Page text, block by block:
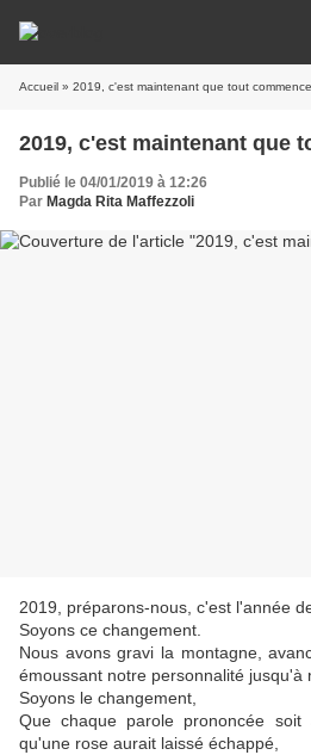
Accueil » 2019, c'est maintenant que tout commence
2019, c'est maintenant que
Publié le 04/01/2019 à 12:26
Par Magda Rita Maffezzoli
2019, préparons-nous, c'est l'année
Soyons ce changement.
Nous avons gravi la montagne,
émoussant notre personnalité jusqu'à
Soyons le changement,
Que chaque parole prononcée
qu'une rose aurait laissé échappé,